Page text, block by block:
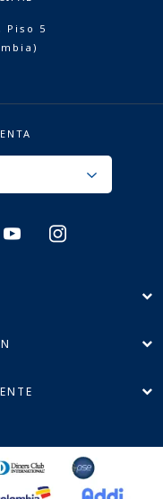
Piso 5